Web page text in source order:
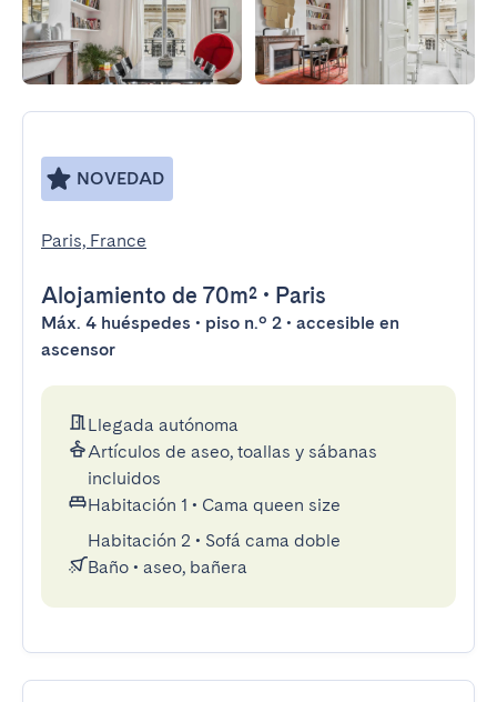
NOVEDAD
Paris, France
Alojamiento de 70m² • Paris
Máx. 4 huéspedes • piso n.º 2 • accesible en
ascensor
Llegada autónoma
Artículos de aseo, toallas y sábanas
incluidos
Habitación 1 • Cama queen size
Habitación 2 • Sofá cama doble
Baño • aseo, bañera